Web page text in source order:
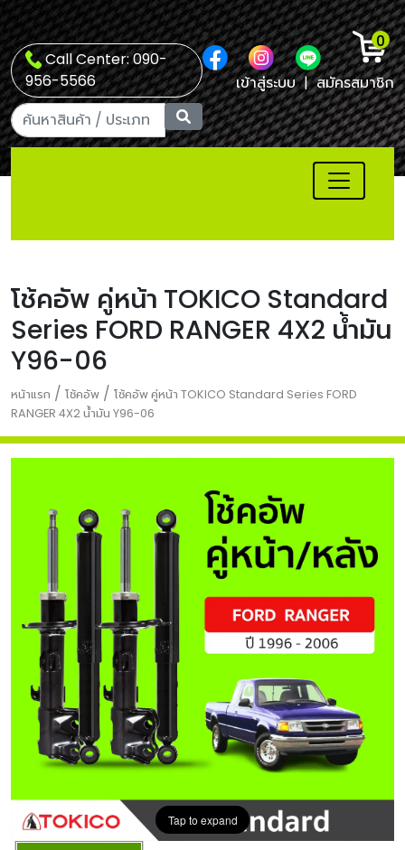
Call Center: 090-
956-5566
0
เข้าสู่ระบบ | สมัครสมาชิก
โช้คอัพ คู่หน้า TOKICO Standard
Series FORD RANGER 4X2 น้ำมัน
Y96-06
หน้าแรก / โช้คอัพ / โช้คอัพ คู่หน้า TOKICO Standard Series FORD
RANGER 4X2 น้ำมัน Y96-06
Tap to expand